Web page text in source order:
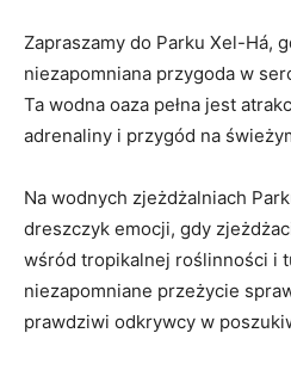
Zapraszamy ⁣do Parku Xel-Há,
niezapomniana przygoda w
Ta ⁤wodna ⁣oaza pełna jest
adrenaliny i⁤ przygód na
Na wodnych⁣ zjeżdżalniach
dreszczyk emocji, gdy
⁣wśród tropikalnej‌ roślinności i
niezapomniane ⁢przeżycie
prawdziwi ⁤odkrywcy w